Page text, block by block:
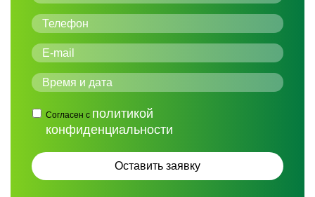
Согласен с политикой
конфиденциальности